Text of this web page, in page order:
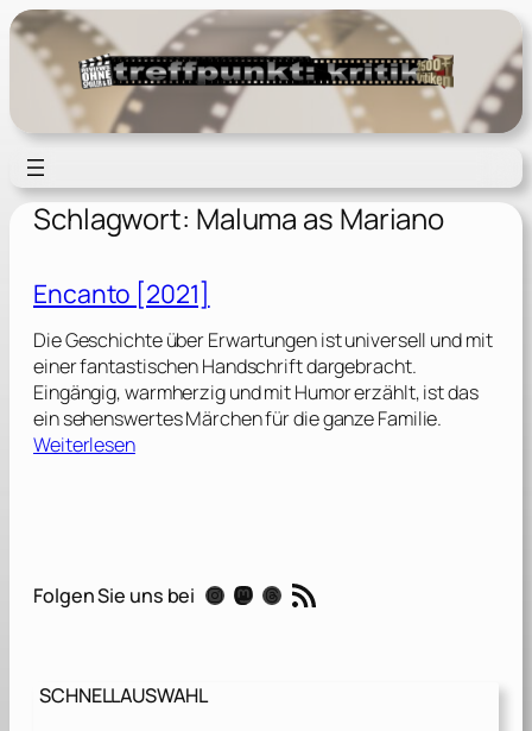
Zum
Inhalt
springen
Schlagwort: Maluma as Mariano
Encanto [2021]
Die Geschichte über Erwartungen ist universell und mit
einer fantastischen Handschrift dargebracht.
Eingängig, warmherzig und mit Humor erzählt, ist das
ein sehenswertes Märchen für die ganze Familie.
Weiterlesen:
t
0
Folgen Sie uns bei Instagram Mastodon Threads RSS-Feed
SCHNELLAUSWAHL